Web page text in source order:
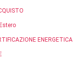
ENERGETICA